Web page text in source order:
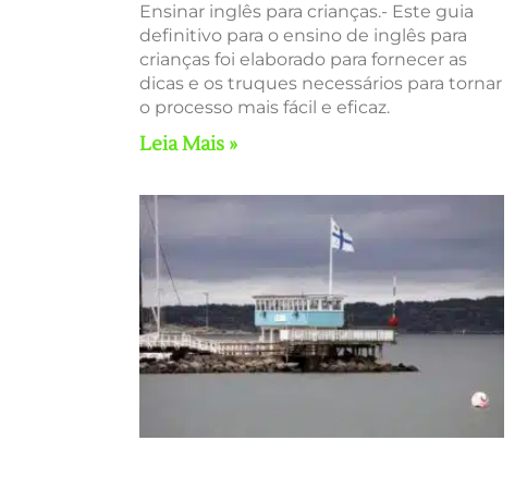
Ensinar inglês para crianças.- Este guia
definitivo para o ensino de inglês para
crianças foi elaborado para fornecer as
dicas e os truques necessários para tornar
o processo mais fácil e eficaz.
Leia Mais »